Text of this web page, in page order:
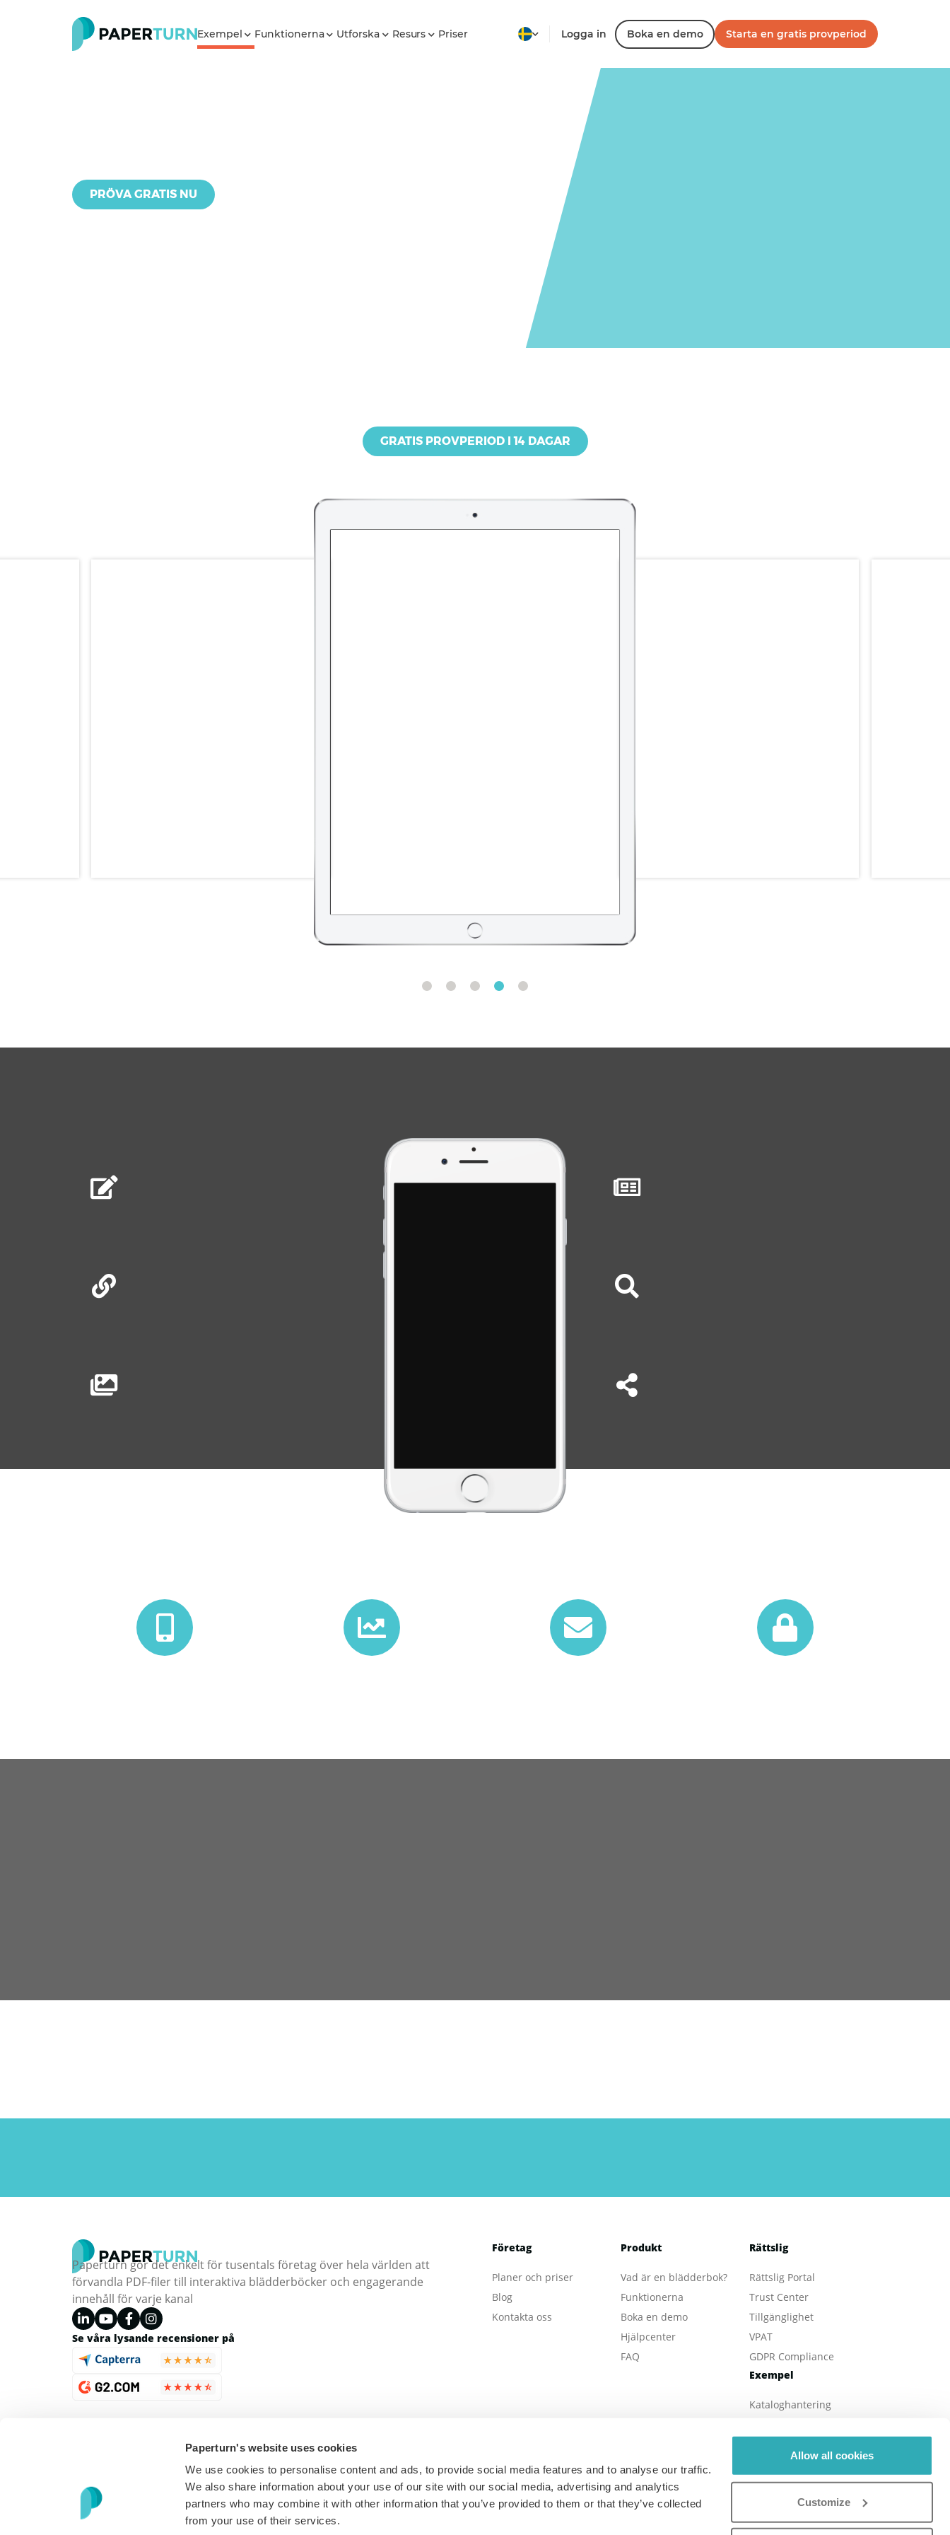
Paperturn's website uses cookies
We use cookies to personalise content and ads, to provide social media features and to analyse our traffic.
We also share information about your use of our site with our social media, advertising and analytics
partners who may combine it with other information that you’ve provided to them or that they’ve collected
from your use of their services.
Allow all cookies
Customize
Exempel Funktionerna Utforska Resurs Priser Logga in Boka en demo Starta en gratis provperiod
PRÖVA GRATIS NU
GRATIS PROVPERIOD I 14 DAGAR
Paperturn gör det enkelt för tusentals företag över hela världen att
förvandla PDF-filer till interaktiva blädderböcker och engagerande
innehåll för varje kanal
Se våra lysande recensioner på
Företag
Planer och priser
Blog
Kontakta oss
Produkt
Vad är en blädderbok?
Funktionerna
Boka en demo
Hjälpcenter
FAQ
Rättslig
Rättslig Portal
Trust Center
Tillgänglighet
VPAT
GDPR Compliance
Exempel
Kataloghantering
Fastighet
Online-broschyrer
Digitala rapporters
Onlinemeny